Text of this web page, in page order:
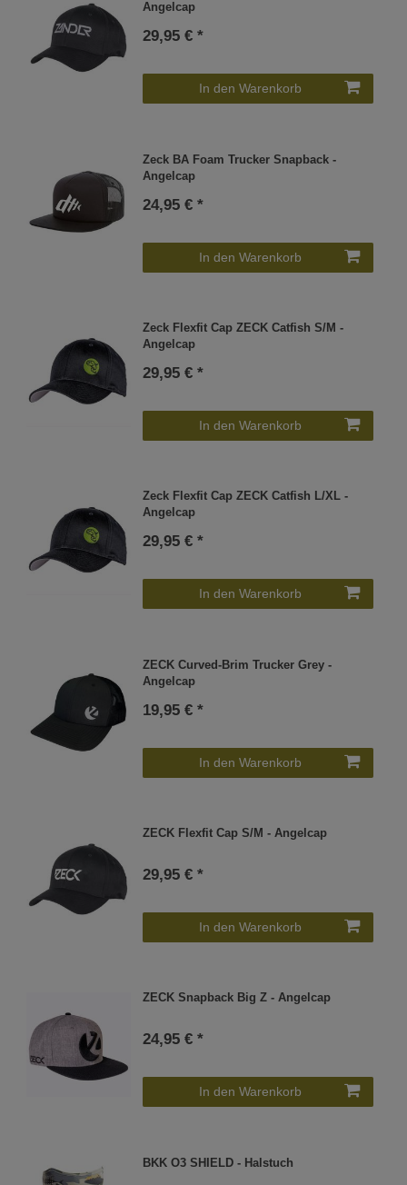
Angelcap
29,95 € *
In den Warenkorb
Zeck BA Foam Trucker Snapback -
Angelcap
24,95 € *
In den Warenkorb
Zeck Flexfit Cap ZECK Catfish S/M -
Angelcap
29,95 € *
In den Warenkorb
Zeck Flexfit Cap ZECK Catfish L/XL -
Angelcap
29,95 € *
In den Warenkorb
ZECK Curved-Brim Trucker Grey -
Angelcap
19,95 € *
In den Warenkorb
ZECK Flexfit Cap S/M - Angelcap
29,95 € *
In den Warenkorb
ZECK Snapback Big Z - Angelcap
24,95 € *
In den Warenkorb
BKK O3 SHIELD - Halstuch